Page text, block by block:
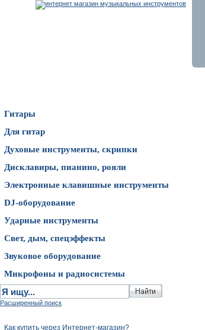
Гитары
Для гитар
Духовые инструменты, скрипки
Дисклавиры, пианино, рояли
Электронные клавишные инструменты
DJ-оборудование
Ударные инструменты
Свет, дым, спецэффекты
Звуковое оборудование
Микрофоны и радиосистемы
Расширенный поиск
Как купить через Интернет-магазин?